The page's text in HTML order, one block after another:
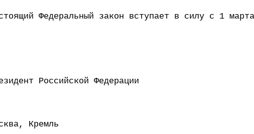
Федеральный закон вступает в силу с 1
Российской
Кремль